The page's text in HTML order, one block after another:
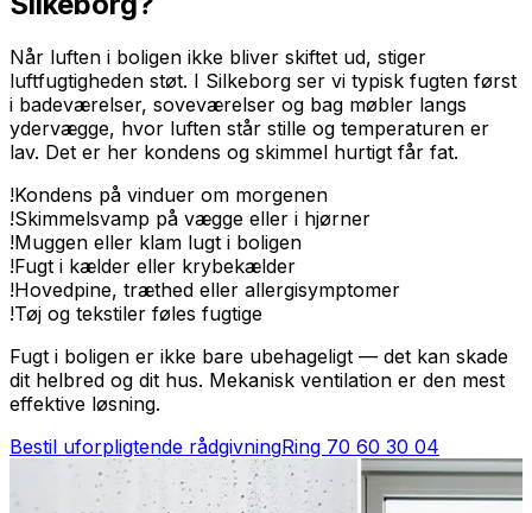
Når luften i boligen ikke bliver skiftet ud, stiger
luftfugtigheden støt. I Silkeborg ser vi typisk fugten først
i badeværelser, soveværelser og bag møbler langs
ydervægge, hvor luften står stille og temperaturen er
lav. Det er her kondens og skimmel hurtigt får fat.
!Kondens på vinduer om morgenen
!Skimmelsvamp på vægge eller i hjørner
!Muggen eller klam lugt i boligen
!Fugt i kælder eller krybekælder
!Hovedpine, træthed eller allergisymptomer
!Tøj og tekstiler føles fugtige
Fugt i boligen er ikke bare ubehageligt — det kan skade
dit helbred og dit hus. Mekanisk ventilation er den mest
effektive løsning.
Bestil uforpligtende rådgivningRing 70 60 30 04